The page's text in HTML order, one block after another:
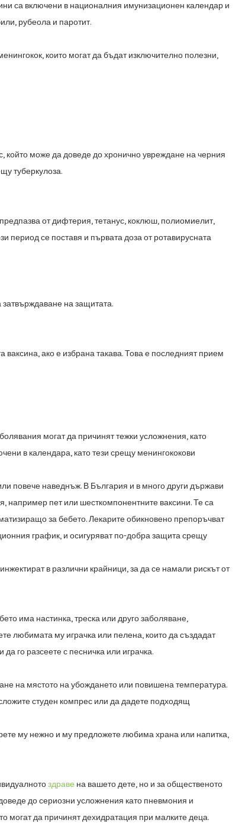
са включени в националния имунизационен календар и
рубеола и паротит.
които могат да бъдат изключително полезни,
който може да доведе до хронично увреждане на черния
туберкулоза.
от дифтерия, тетанус, коклюш, полиомиелит,
период се поставя и първата доза от ротавирусната
затвърждаване на защитата.
ваксина, ако е избрана такава. Това е последният прием
могат да причинят тежки усложнения, като
в календара, като тези срещу менингококови
повече наведнъж. В България и в много други държави
например пет или шесткомпонентните ваксини. Те са
забебето. Лекарите обикновено препоръчват
график, и осигуряват по-добра защита срещу
в различни крайници, за да се намали рискът от
има настинка, треска или друго заболяване,
любимата му играчка или пелена, които да създадат
го разсеете с песничка или играчка.
на мястото на убождането или повишена температура.
студен компрес или да дадете подходящ
му нежно и му предложете любима храна или напитка,
здраве на вашето дете, но и за общественото
досериозни усложнения като пневмония и
могат да причинятдехидратация при малките деца.